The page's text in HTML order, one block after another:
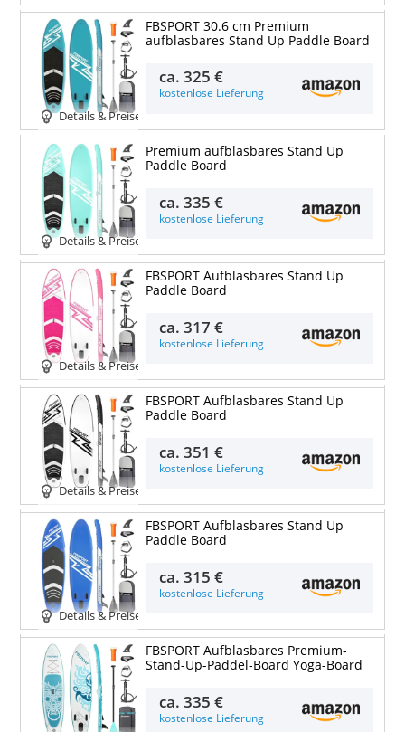
Details & Preise
FBSPORT 30.6 cm Premium
aufblasbares Stand Up Paddle Board
ca.325 €
kostenlose Lieferung
Details & Preise
Premium aufblasbares Stand Up
Paddle Board
ca.335 €
kostenlose Lieferung
Details & Preise
FBSPORT Aufblasbares Stand Up
Paddle Board
ca.317 €
kostenlose Lieferung
Details & Preise
FBSPORT Aufblasbares Stand Up
Paddle Board
ca.351 €
kostenlose Lieferung
Details & Preise
FBSPORT Aufblasbares Stand Up
Paddle Board
ca.315 €
kostenlose Lieferung
FBSPORT Aufblasbares Premium-
Stand-Up-Paddel-Board Yoga-Board
ca.335 €
kostenlose Lieferung